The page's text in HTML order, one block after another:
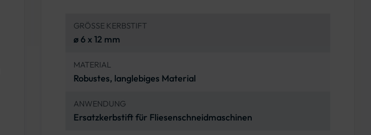
GRÖSSE KERBSTIFT
ø 6 x 12 mm
MATERIAL
Robustes, langlebiges Material
ANWENDUNG
Ersatzkerbstift für Fliesenschneidmaschinen